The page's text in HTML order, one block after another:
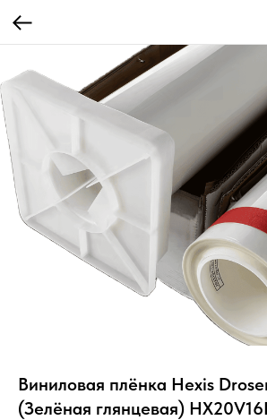
Виниловая плёнка Hexis
(Зелёная глянцевая)